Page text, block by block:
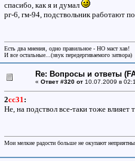
спасибо, как я и думал
рг-6, гм-94, подствольник работают
Есть два мнения, одно правильное - НО маст хав!
И все остальные...(звук передергиваемого затвора)
Re: Вопросы и ответы
« Ответ #320 от10.07.2009 в
2cc31:
Не, на подствол все-таки тоже влияет
Мои мелкие радости больше не окупают